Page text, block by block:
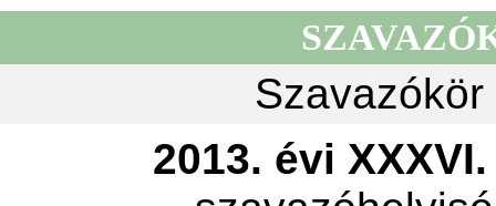
2013. évi